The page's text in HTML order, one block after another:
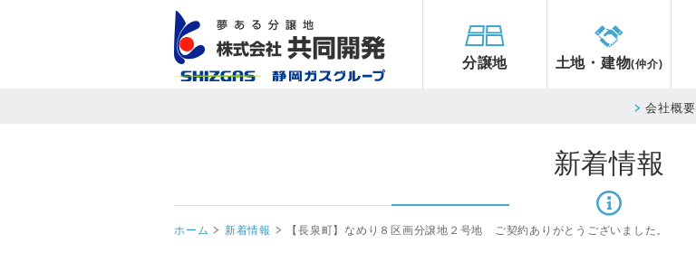
分譲地 土地・建物(仲介)
会社概要
新着情報
ホーム 新着情報 【長泉町】なめり８区画分譲地２号地 ご契約ありがとうございました。